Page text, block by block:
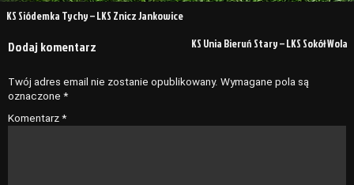
Nawigacja
KS Siódemka Tychy – LKS Znicz Jankowice
KS Unia Bieruń Stary – LKS Sokół Wola
Dodaj komentarz
Twój adres email nie zostanie opublikowany. Wymagane pola są
oznaczone *
Komentarz *